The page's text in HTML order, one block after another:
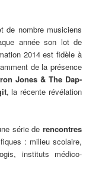
de nombre musiciens
année son lot de
2014 est fidèle à
de la présence
Jones & The Dap-
, la récente révélation
série de rencontres
: milieu scolaire,
instituts médico-